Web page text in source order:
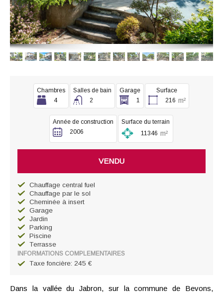
Chambres
4
Salles de bain
2
Garage
1
Surface
216 m²
Année de construction
2006
Surface du terrain
11346 m²
VENDU
Chauffage central fuel
Chauffage par le sol
Cheminée à insert
Garage
Jardin
Parking
Piscine
Terrasse
INFORMATIONS COMPLEMENTAIRES
Taxe foncière: 245 €
Dans la vallée du Jabron, sur la commune de Bevons,